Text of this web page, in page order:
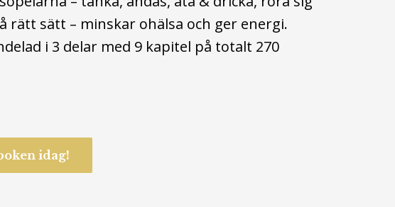
rätt sätt – minskar ohälsa och ger energi.
i 3 delar med 9 kapitel på totalt 270
idag!